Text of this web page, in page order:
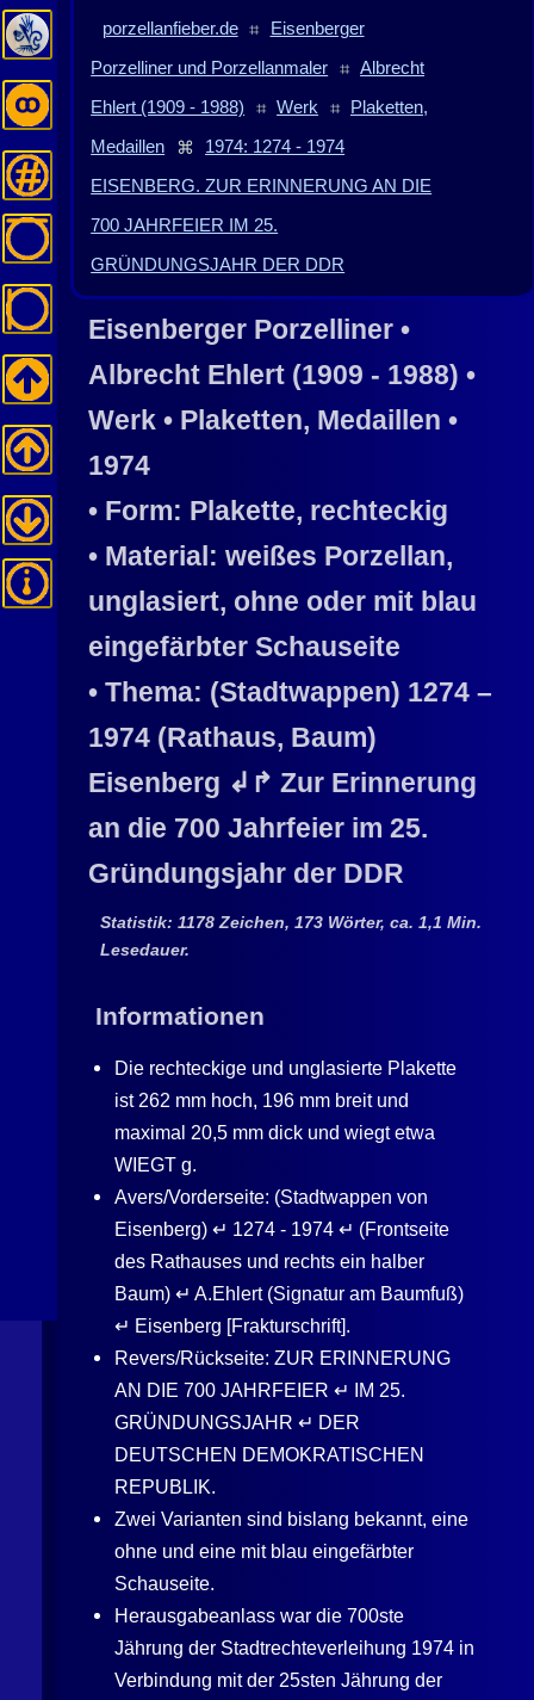
porzellanfieber.de ⌗ Eisenberger
Porzelliner und Porzellanmaler ⌗ Albrecht
Ehlert (1909 - 1988) ⌗ Werk ⌗ Plaketten,
Medaillen ⌘ 1974: 1274 - 1974
EISENBERG. ZUR ERINNERUNG AN DIE
700 JAHRFEIER IM 25.
GRÜNDUNGSJAHR DER DDR
Eisenberger Porzelliner •
Albrecht Ehlert (1909 - 1988) •
Werk • Plaketten, Medaillen •
1974
• Form: Plakette, rechteckig
• Material: weißes Porzellan,
unglasiert, ohne oder mit blau
eingefärbter Schauseite
• Thema: (Stadtwappen) 1274 –
1974 (Rathaus, Baum)
Eisenberg ↲↱ Zur Erinnerung
an die 700 Jahrfeier im 25.
Gründungsjahr der DDR
Statistik: 1178 Zeichen, 173 Wörter, ca. 1,1 Min.
Lesedauer.
Informationen
Die rechteckige und unglasierte Plakette
ist 262 mm hoch, 196 mm breit und
maximal 20,5 mm dick und wiegt etwa
WIEGT g.
Avers/Vorderseite: (Stadtwappen von
Eisenberg) ↵ 1274 - 1974 ↵ (Frontseite
des Rathauses und rechts ein halber
Baum) ↵ A.Ehlert (Signatur am Baumfuß)
↵ Eisenberg [Frakturschrift].
Revers/Rückseite: ZUR ERINNERUNG
AN DIE 700 JAHRFEIER ↵ IM 25.
GRÜNDUNGSJAHR ↵ DER
DEUTSCHEN DEMOKRATISCHEN
REPUBLIK.
Zwei Varianten sind bislang bekannt, eine
ohne und eine mit blau eingefärbter
Schauseite.
Herausgabeanlass war die 700ste
Jährung der Stadtrechteverleihung 1974 in
Verbindung mit der 25sten Jährung der